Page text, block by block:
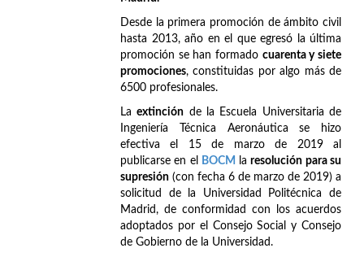
Desde la primera promoción de ámbito civil
hasta 2013, año en el que egresó la última
promoción se han formado cuarenta y siete
promociones, constituidas por algo más de
6500 profesionales.
Laextinción de la Escuela Universitaria de
Ingeniería Técnica Aeronáutica se hizo
efectiva el 15 de marzo de 2019 al
publicarse en el
BOCM laresolución para su
supresión (con fecha 6 de marzo de 2019) a
solicitud de la Universidad Politécnica de
Madrid, de conformidad con los acuerdos
adoptados por el Consejo Social y Consejo
de Gobierno de la Universidad.